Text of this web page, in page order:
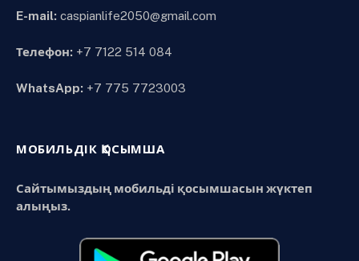
E-mail: caspianlife2050@gmail.com
Телефон: +7 7122 514 084
WhatsApp: +7 775 7723003
МОБИЛЬДІК ҚОСЫМША
Сайтымыздың мобильді қосымшасын жүктеп
алыңыз.